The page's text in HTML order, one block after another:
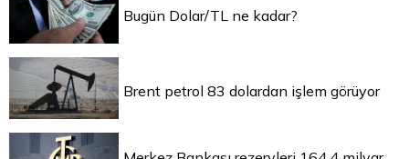
Bugün Dolar/TL ne kadar?
Brent petrol 83 dolardan işlem görüyor